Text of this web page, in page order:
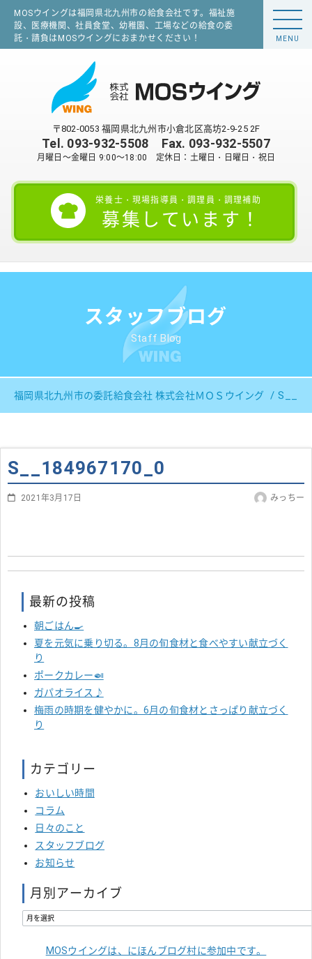
MOSウイングは福岡県北九州市の給食会社です。福祉施
設、医療機関、社員食堂、幼稚園、工場などの給食の委
託・請負はMOSウイングにおまかせください！
〒802-0053 福岡県北九州市小倉北区高坊2-9-25 2F
Tel. 093-932-5508 Fax. 093-932-5507
月曜日～金曜日 9:00～18:00 定休日：土曜日・日曜日・祝日
栄養士・現場指導員・調理員・調理補助
募集しています！
MENU
スタッフブログ
Staff Blog
福岡県北九州市の委託給食会社 株式会社ＭＯＳウイング
S__184967170_0
2021年3月17日 みっちー
最新の投稿
朝ごはん🍳
夏を元気に乗り切る。8月の旬食材と食べやすい献立づく
り
ポークカレー🍛
ガパオライス♪
梅雨の時期を健やかに。6月の旬食材とさっぱり献立づく
り
カテゴリー
おいしい時間
コラム
日々のこと
スタッフブログ
お知らせ
月別アーカイブ
MOSウイングは、にほんブログ村に参加中です。